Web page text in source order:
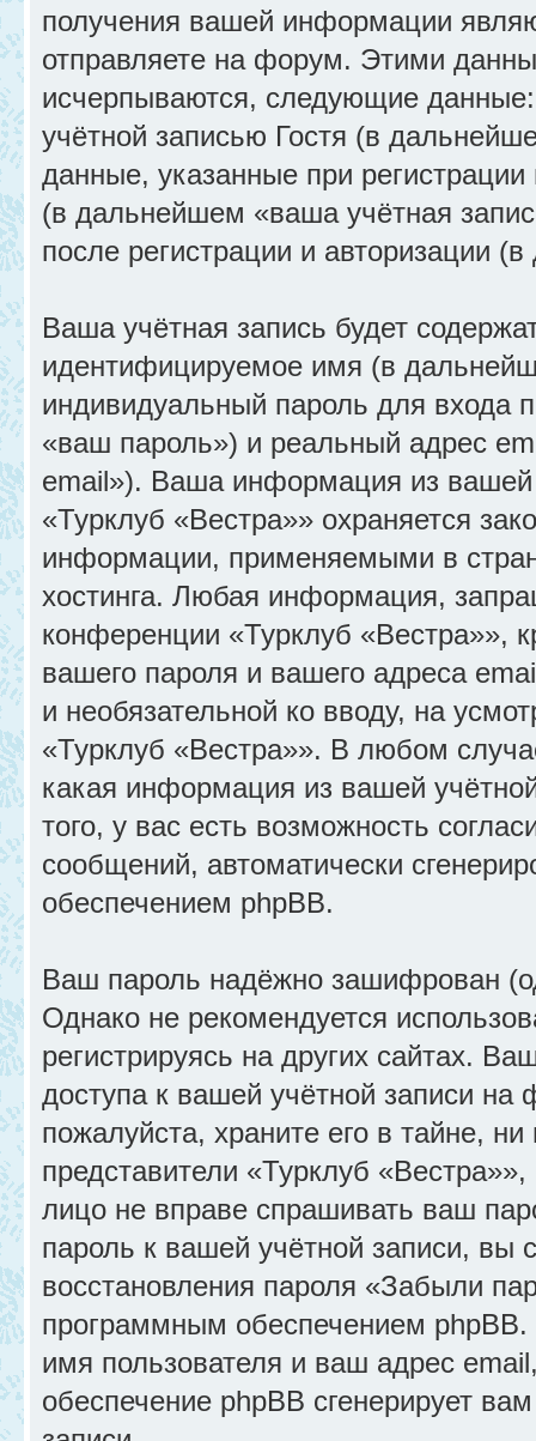
получения вашей информации
отправляете на форум. Этими
исчерпываются, следующие
учётной записью Гостя (в
данные, указанные при
(в дальнейшем «ваша учётная
после регистрации и авторизации
Ваша учётная запись будет
идентифицируемое имя (в
индивидуальный пароль для входа
«ваш пароль») и реальный адрес
email»). Ваша информация из
«Турклуб «Вестра»» охраняется
информации, применяемыми в
хостинга. Любая информация,
конференции «Турклуб «Вестра»»,
вашего пароля и вашего адреса
и необязательной ко вводу, на
«Турклуб «Вестра»». В любом
какая информация из вашей
того, у вас есть возможность
сообщений, автоматически
обеспечением phpBB.
Ваш пароль надёжно зашифрован
Однако не рекомендуется
регистрируясь на других сайтах.
доступа к вашей учётной записи
пожалуйста, храните его в тайне,
представители «Турклуб
лицо не вправе спрашивать ваш
пароль к вашей учётной записи, вы
восстановления пароля «Забыли
программным обеспечением
имя пользователя и ваш адрес
обеспечение phpBB сгенерирует